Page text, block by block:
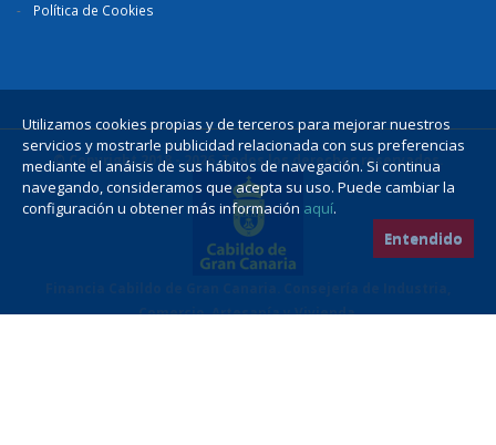
Política de Cookies
© Copyright 2018 - 2026. Todos los derechos reservados.
Comercio, Artesanía y Vivienda.
Utilizamos cookies propias y de terceros para mejorar nuestros
servicios y mostrarle publicidad relacionada con sus preferencias
mediante el anáisis de sus hábitos de navegación. Si continua
navegando, consideramos que acepta su uso. Puede cambiar la
configuración u obtener más información aquí.
Entendido